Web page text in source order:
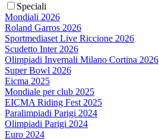
Speciali
Mondiali 2026
Roland Garros 2026
Sportmediaset Live Riccione 2026
Scudetto Inter 2026
Olimpiadi Invernali Milano Cortina 2026
Super Bowl 2026
Eicma 2025
Mondiale per club 2025
EICMA Riding Fest 2025
Paralimpiadi Parigi 2024
Olimpiadi Parigi 2024
Euro 2024